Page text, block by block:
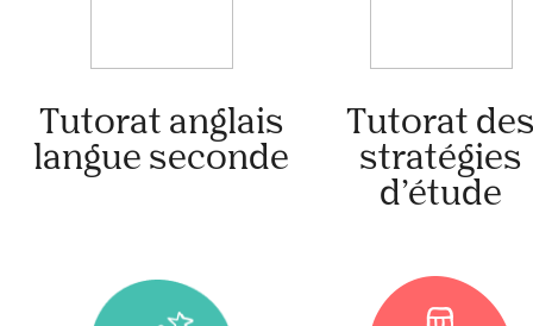
Tutorat anglais
langue seconde
Tutorat
stratégies
d’étude